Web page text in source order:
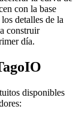
con la base
detalles de la
construir
día.
disponibles